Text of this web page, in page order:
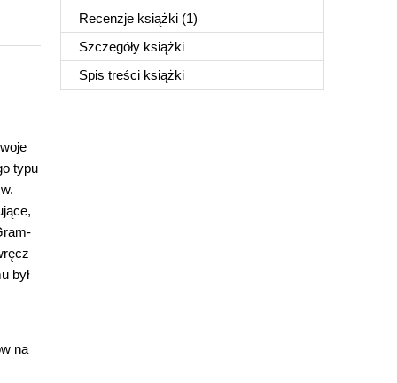
Recenzje książki (1)
Szczegóły książki
Spis treści książki
typu
był
na